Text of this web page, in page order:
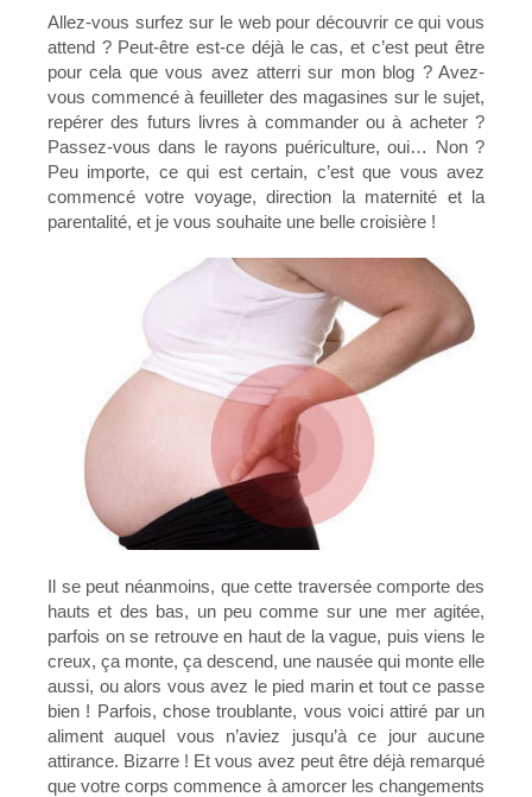
Allez-vous surfez sur le web pour découvrir ce qui vous
attend ? Peut-être est-ce déjà le cas, et c’est peut être
pour cela que vous avez atterri sur mon blog ? Avez-
vous commencé à feuilleter des magasines sur le sujet,
repérer des futurs livres à commander ou à acheter ?
Passez-vous dans le rayons puériculture, oui… Non ?
Peu importe, ce qui est certain, c’est que vous avez
commencé votre voyage, direction la maternité et la
parentalité, et je vous souhaite une belle croisière !
Il se peut néanmoins, que cette traversée comporte des
hauts et des bas, un peu comme sur une mer agitée,
parfois on se retrouve en haut de la vague, puis viens le
creux, ça monte, ça descend, une nausée qui monte elle
aussi, ou alors vous avez le pied marin et tout ce passe
bien ! Parfois, chose troublante, vous voici attiré par un
aliment auquel vous n’aviez jusqu’à ce jour aucune
attirance. Bizarre ! Et vous avez peut être déjà remarqué
que votre corps commence à amorcer les changements